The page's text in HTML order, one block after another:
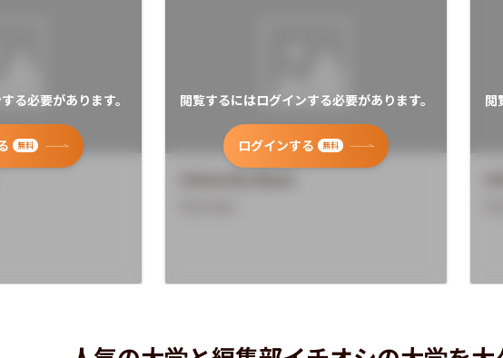
る必要があります。
無料
閲覧するにはログインする必要があります。
ログインする 無料
閲